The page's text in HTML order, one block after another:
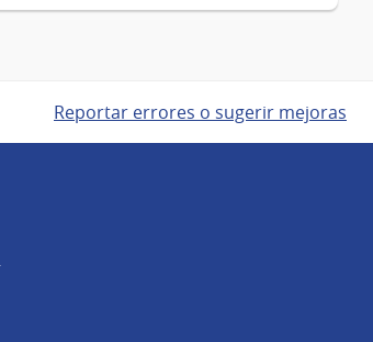
Reportar errores o sugerir mejoras